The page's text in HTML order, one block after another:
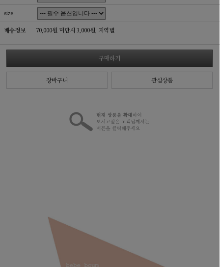
size
배송정보 70,000원 미만시 3,000원, 지역별
구매하기
장바구니 관심상품